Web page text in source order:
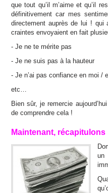
que tout qu’il m’aime et qu’il
définitivement car mes
directement auprès de lui !
craintes envoyaient en fait
- Je ne te mérite pas
- Je ne suis pas à la hauteur
- Je n’ai pas confiance en moi /
etc…
Bien sûr, je remercie
de comprendre cela !
Maintenant, récapitulons
un